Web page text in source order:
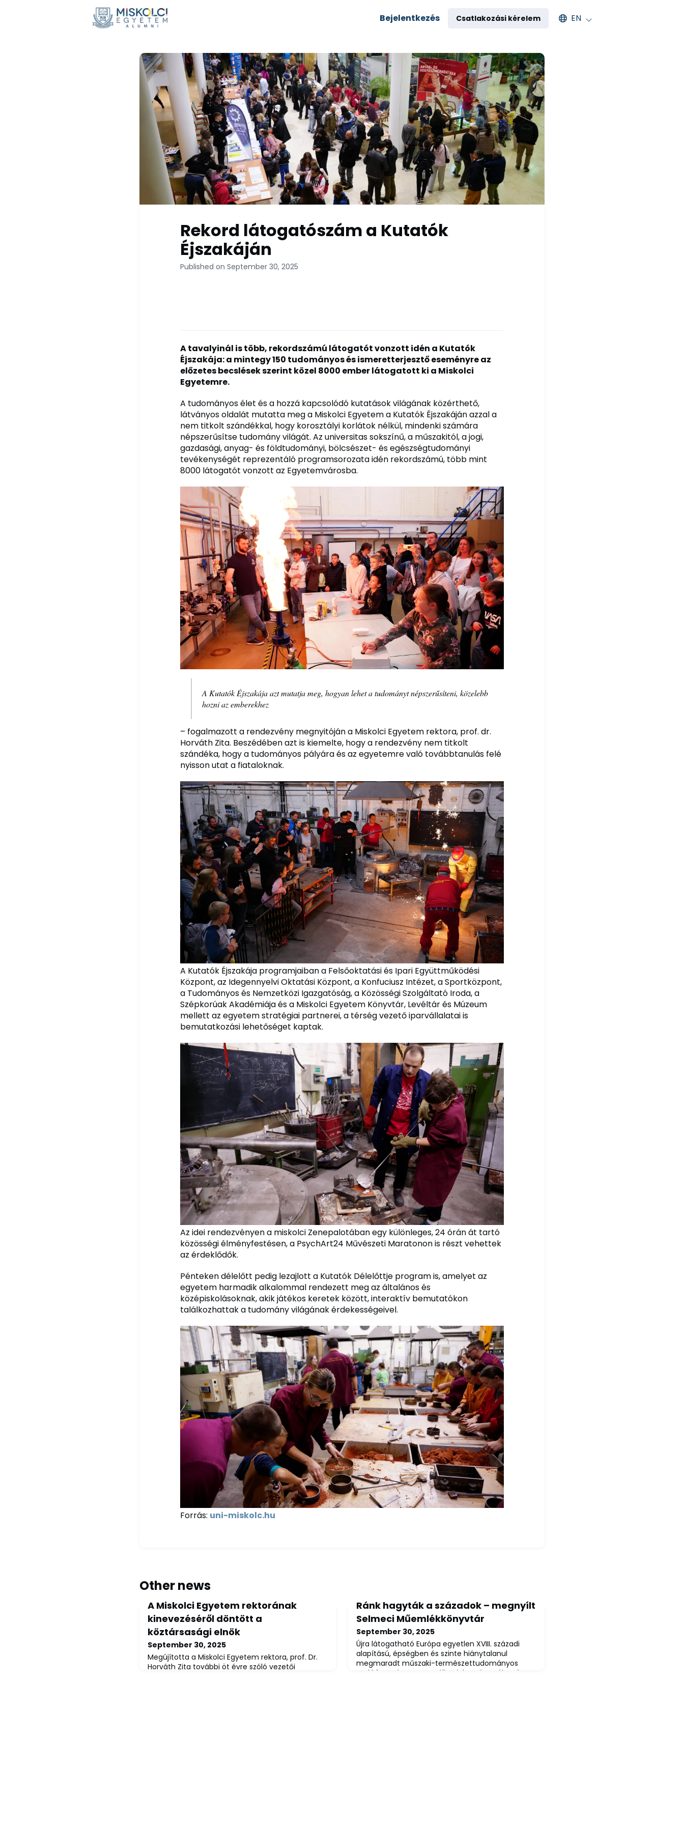
Adományozás Csoportok
Visszatérés az egyetemre
Nemzetközi alumni Rólunk
Bejelentkezés Csatlakozási kérelem Select an available language
EN
Rekord látogatószám a Kutatók
Éjszakáján
Published on September 30, 2025
A tavalyinál is több, rekordszámú látogatót vonzott idén a Kutatók
Éjszakája: a mintegy 150 tudományos és ismeretterjesztő eseményre az
előzetes becslések szerint közel 8000 ember látogatott ki a Miskolci
Egyetemre.
A tudományos élet és a hozzá kapcsolódó kutatások világának közérthető,
látványos oldalát mutatta meg a Miskolci Egyetem a Kutatók Éjszakáján azzal a
nem titkolt szándékkal, hogy korosztályi korlátok nélkül, mindenki számára
népszerűsítse tudomány világát. Az universitas sokszínű, a műszakitól, a jogi,
gazdasági, anyag- és földtudományi, bölcsészet- és egészségtudományi
tevékenységét reprezentáló programsorozata idén rekordszámú, több mint
8000 látogatót vonzott az Egyetemvárosba.
A Kutatók Éjszakája azt mutatja meg, hogyan lehet a tudományt népszerűsíteni, közelebb
hozni az emberekhez
– fogalmazott a rendezvény megnyitóján a Miskolci Egyetem rektora, prof. dr.
Horváth Zita. Beszédében azt is kiemelte, hogy a rendezvény nem titkolt
szándéka, hogy a tudományos pályára és az egyetemre való továbbtanulás felé
nyisson utat a fiataloknak.
A Kutatók Éjszakája programjaiban a Felsőoktatási és Ipari Együttműködési
Központ, az Idegennyelvi Oktatási Központ, a Konfuciusz Intézet, a Sportközpont,
a Tudományos és Nemzetközi Igazgatóság, a Közösségi Szolgáltató Iroda, a
Szépkorúak Akadémiája és a Miskolci Egyetem Könyvtár, Levéltár és Múzeum
mellett az egyetem stratégiai partnerei, a térség vezető iparvállalatai is
bemutatkozási lehetőséget kaptak.
Az idei rendezvényen a miskolci Zenepalotában egy különleges, 24 órán át tartó
közösségi élményfestésen, a PsychArt24 Művészeti Maratonon is részt vehettek
az érdeklődők.
Pénteken délelőtt pedig lezajlott a Kutatók Délelőttje program is, amelyet az
egyetem harmadik alkalommal rendezett meg az általános és
középiskolásoknak, akik játékos keretek között, interaktív bemutatókon
találkozhattak a tudomány világának érdekességeivel.
Forrás: uni-miskolc.hu
Other news
A Miskolci Egyetem rektorának
kinevezéséről döntött a
köztársasági elnök
September 30, 2025
Megújította a Miskolci Egyetem rektora, prof. Dr.
Horváth Zita további öt évre szóló vezetői
Ránk hagyták a századok – megnyílt
Selmeci Műemlékkönyvtár
September 30, 2025
Újra látogatható Európa egyetlen XVIII. századi
alapítású, épségben és szinte hiánytalanul
megmaradt műszaki-természettudományos
szakkönyvtára, a muzeális védettséget élvező